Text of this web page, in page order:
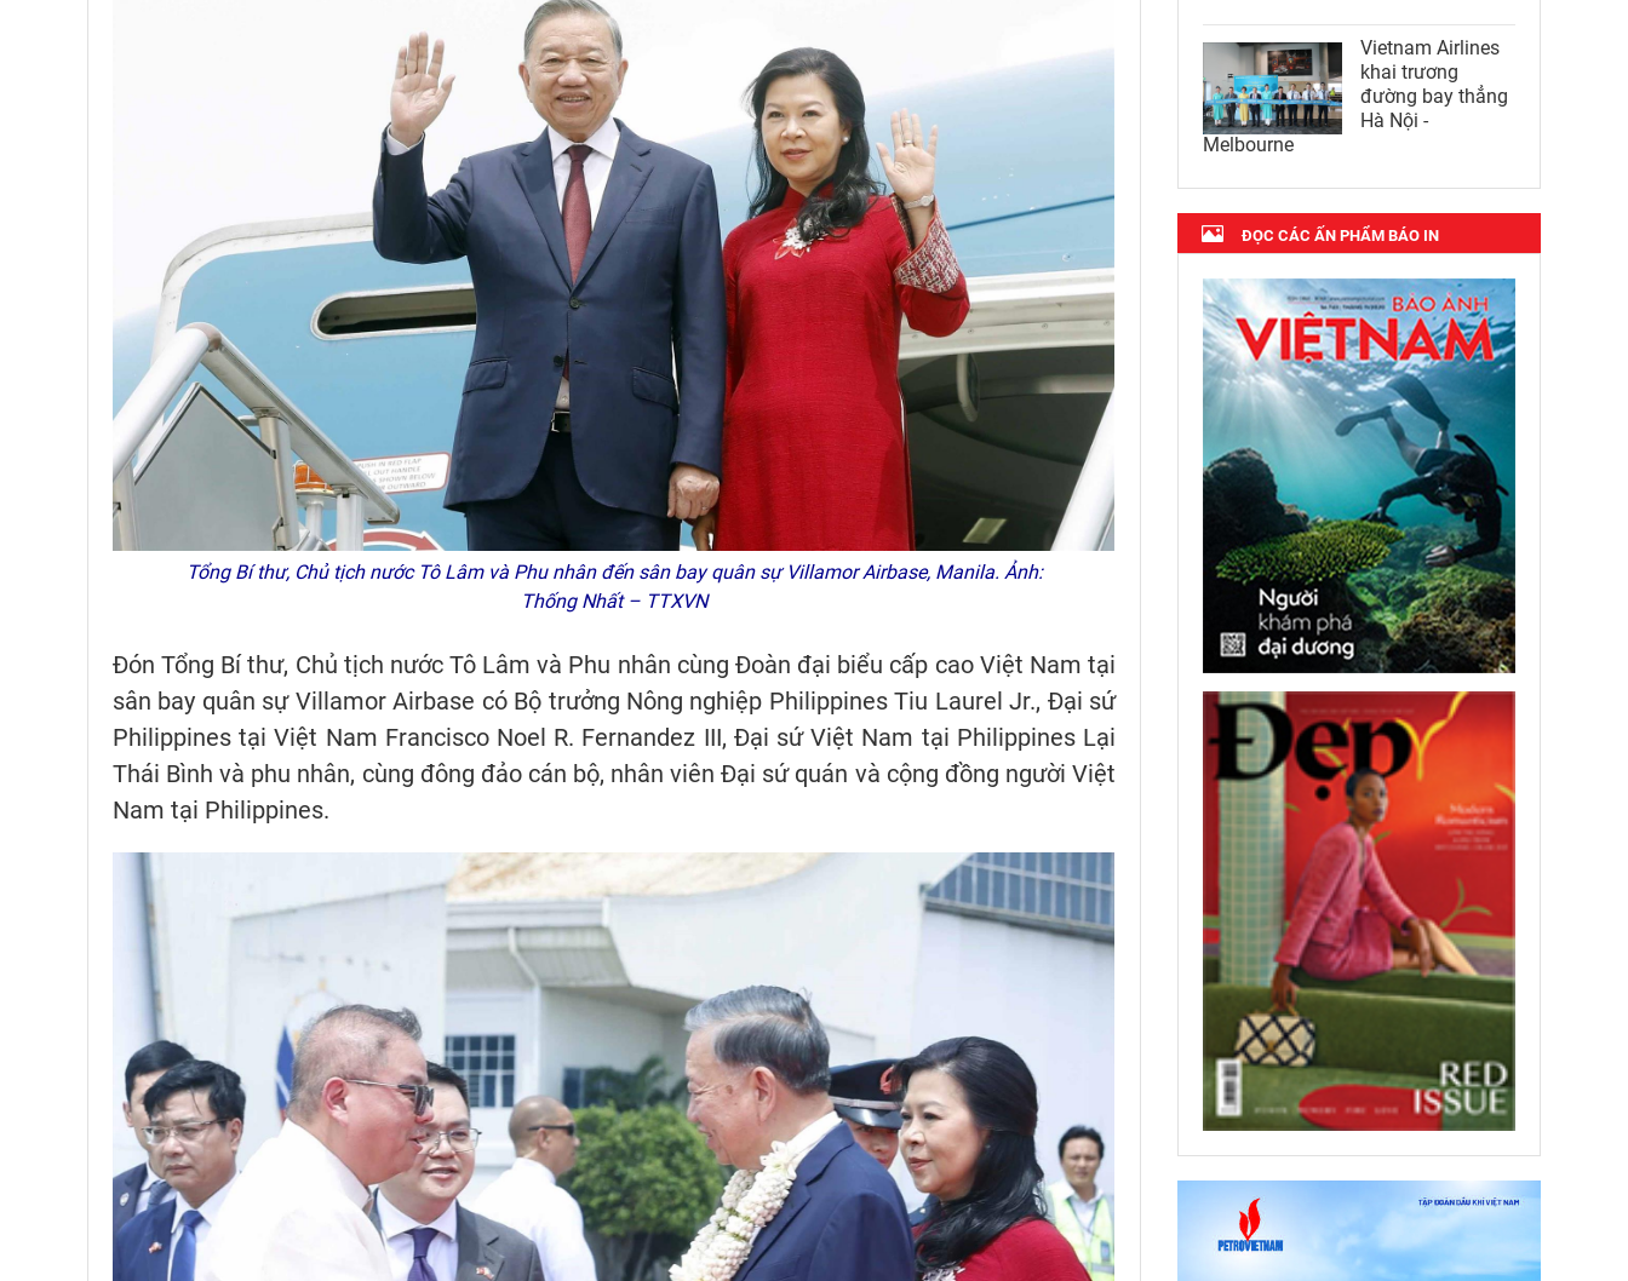
Tổng Bí thư, Chủ tịch nước Tô Lâm và Phu nhân đến sân bay quân sự Villamor Airbase, Manila. Ảnh:
Thống Nhất – TTXVN
Đón Tổng Bí thư, Chủ tịch nước Tô Lâm và Phu nhân cùng Đoàn đại biểu cấp cao Việt Nam tại
sân bay quân sự Villamor Airbase có Bộ trưởng Nông nghiệp Philippines Tiu Laurel Jr., Đại sứ
Philippines tại Việt Nam Francisco Noel R. Fernandez III, Đại sứ Việt Nam tại Philippines Lại
Thái Bình và phu nhân, cùng đông đảo cán bộ, nhân viên Đại sứ quán và cộng đồng người Việt
Nam tại Philippines.
Vietnam Airlines
khai trương
đường bay thẳng
Hà Nội -
Melbourne
ĐỌC CÁC ẤN PHẨM BÁO IN